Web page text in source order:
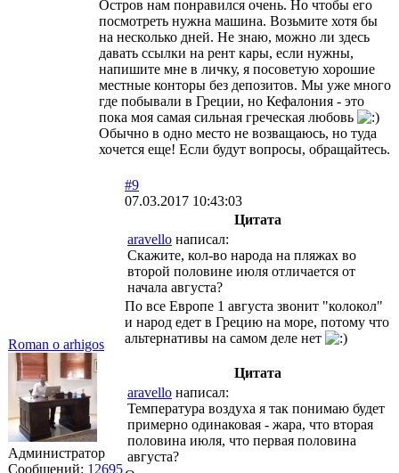
Остров нам понравился очень. Но чтобы его
посмотреть нужна машина. Возьмите хотя бы
на несколько дней. Не знаю, можно ли здесь
давать ссылки на рент кары, если нужны,
напишите мне в личку, я посоветую хорошие
местные конторы без депозитов. Мы уже много
где побывали в Греции, но Кефалония - это
пока моя самая сильная греческая любовь
Обычно в одно место не возващаюсь, но туда
хочется еще! Если будут вопросы, обращайтесь.
Roman o arhigos
Администратор
Сообщений: 12695
#9
07.03.2017 10:43:03
Цитата
aravello написал:
Скажите, кол-во народа на пляжах во
второй половине июля отличается от
начала августа?
По все Европе 1 августа звонит "колокол"
и народ едет в Грецию на море, потому что
альтернативы на самом деле нет
Цитата
aravello написал:
Температура воздуха я так понимаю будет
примерно одинаковая - жара, что вторая
половина июля, что первая половина
августа?